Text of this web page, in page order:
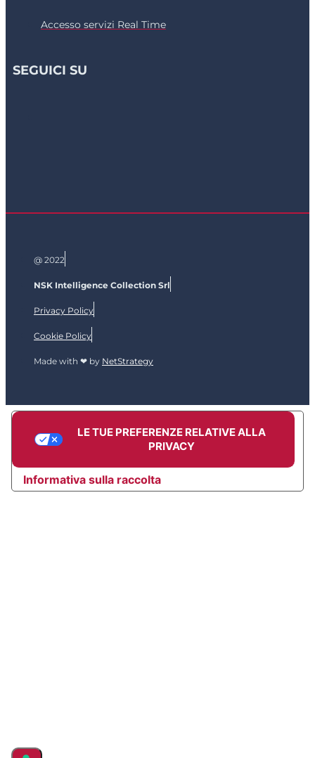
Accesso servizi Real Time
SEGUICI SU
@ 2022
NSK Intelligence Collection Srl
Privacy Policy
Cookie Policy
Made with ❤ by NetStrategy
Informativa sulla raccolta
LE TUE PREFERENZE RELATIVE ALLA
PRIVACY